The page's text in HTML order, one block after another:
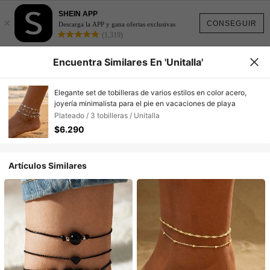
CONSEGUIR
×
SHEIN APP
Descarga la APP y gana ofertas exclusivas
(1,319)
Encuentra Similares En 'Unitalla'
Elegante set de tobilleras de varios estilos en color acero,
joyería minimalista para el pie en vacaciones de playa
Plateado / 3 tobilleras / Unitalla
$6.290
Artículos Similares